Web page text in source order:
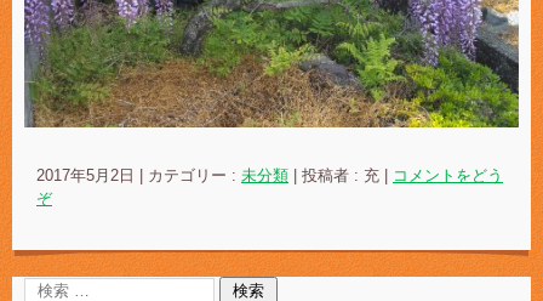
2017年5月2日 カテゴリー : 未分類 投稿者 : 充
コメントをどう
ぞ